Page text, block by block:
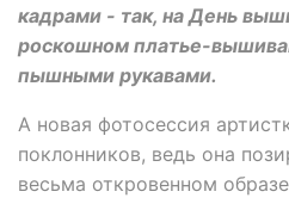
кадрами - так, на День
роскошном платье-
пышными рукавами.
А новая фотосессия
поклонников, ведь она
весьма откровенном